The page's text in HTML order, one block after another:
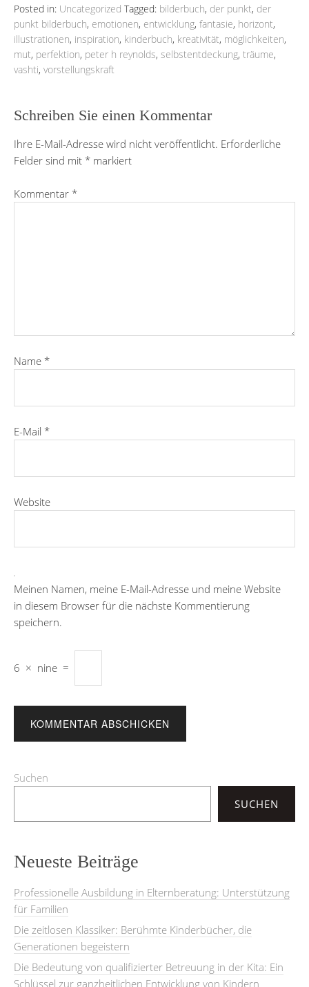
Posted in: Uncategorized Tagged: bilderbuch, der punkt, der
punkt bilderbuch, emotionen, entwicklung, fantasie, horizont,
illustrationen, inspiration, kinderbuch, kreativität, möglichkeiten,
mut, perfektion, peter h reynolds, selbstentdeckung, träume,
vashti, vorstellungskraft
Schreiben Sie einen Kommentar
Ihre E-Mail-Adresse wird nicht veröffentlicht. Erforderliche
Felder sind mit * markiert
Kommentar *
Name *
E-Mail *
Website
Meinen Namen, meine E-Mail-Adresse und meine Website
in diesem Browser für die nächste Kommentierung
speichern.
6 × nine =
Suchen
SUCHEN
Neueste Beiträge
Professionelle Ausbildung in Elternberatung: Unterstützung
für Familien
Die zeitlosen Klassiker: Berühmte Kinderbücher, die
Generationen begeistern
Die Bedeutung von qualifizierter Betreuung in der Kita: Ein
Schlüssel zur ganzheitlichen Entwicklung von Kindern